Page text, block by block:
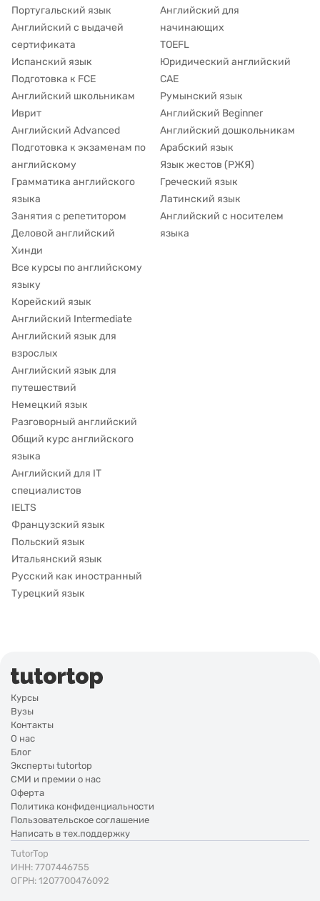
Португальский язык
Английский с выдачей
сертификата
Испанский язык
Подготовка к FCE
Английский школьникам
Иврит
Английский Advanced
Подготовка к экзаменам по
английскому
Грамматика английского
языка
Занятия с репетитором
Деловой английский
Хинди
Все курсы по английскому
языку
Корейский язык
Английский Intermediate
Английский язык для
взрослых
Английский язык для
путешествий
Немецкий язык
Разговорный английский
Общий курс английского
языка
Английский для IT
специалистов
IELTS
Французский язык
Польский язык
Итальянский язык
Русский как иностранный
Турецкий язык
Английский для
начинающих
TOEFL
Юридический английский
CAE
Румынский язык
Английский Beginner
Английский дошкольникам
Арабский язык
Язык жестов (РЖЯ)
Греческий язык
Латинский язык
Английский с носителем
языка
Курсы
Вузы
Контакты
О нас
Блог
Эксперты tutortop
СМИ и премии о нас
Оферта
Политика конфиденциальности
Пользовательское соглашение
Написать в тех.поддержку
TutorTop
ИНН: 7707446755
ОГРН: 1207700476092